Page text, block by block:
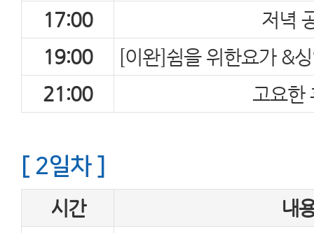
17:00
저녁
19:00
[이완]쉼을 위한요가 &
21:00
고요한
[ 2일차 ]
시간
내